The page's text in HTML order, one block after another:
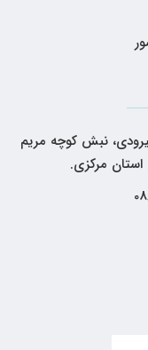
نبش کوچه مریم
مرکزی.